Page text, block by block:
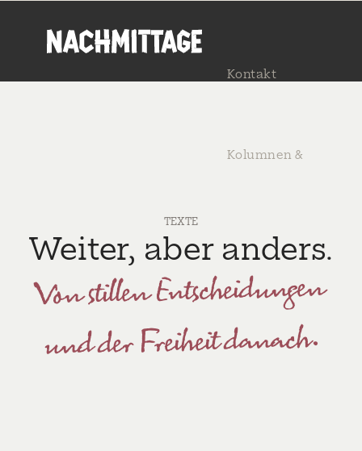
Kontakt
Kolumnen &
TEXTE
Weiter, aber anders.
Von stillen Entscheidungen
und der Freiheit danach.